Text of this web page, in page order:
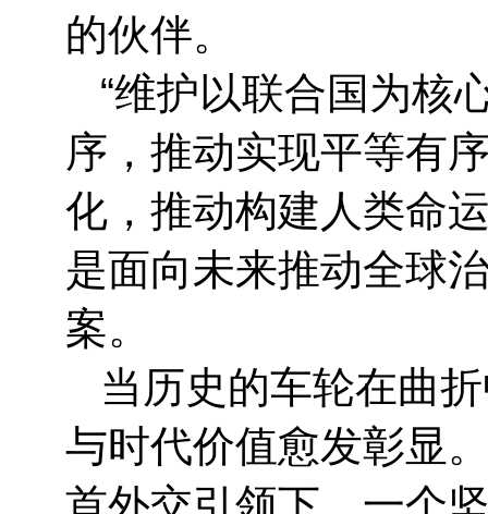
的伙伴。
“维护以联合国为核
序，推动实现平等有
化，推动构建人类命
是面向未来推动全球
案。
当历史的车轮在曲
与时代价值愈发彰显